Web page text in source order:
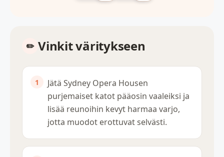
Vinkit väritykseen
Jätä Sydney Opera Housen
purjemaiset katot pääosin vaaleiksi ja
lisää reunoihin kevyt harmaa varjo,
jotta muodot erottuvat selvästi.